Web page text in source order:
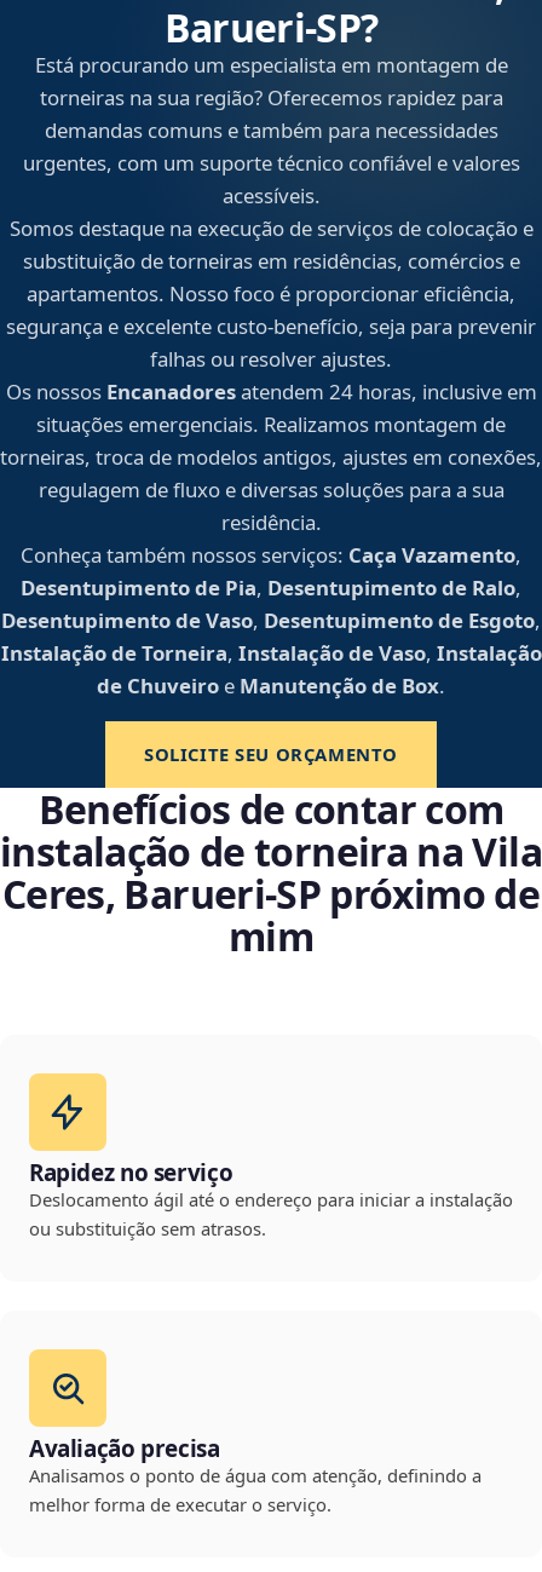
Barueri‑SP?
Está procurando um especialista em montagem de
torneiras na sua região? Oferecemos rapidez para
demandas comuns e também para necessidades
urgentes, com um suporte técnico confiável e valores
acessíveis.
Somos destaque na execução de serviços de colocação e
substituição de torneiras em residências, comércios e
apartamentos. Nosso foco é proporcionar eficiência,
segurança e excelente custo-benefício, seja para prevenir
falhas ou resolver ajustes.
Os nossos Encanadoresatendem 24 horas, inclusive em
situações emergenciais. Realizamos montagem de
torneiras, troca de modelos antigos, ajustes em conexões,
regulagem de fluxo e diversas soluções para a sua
residência.
Conheça também nossos serviços: Caça Vazamento,
Desentupimento de Pia, Desentupimento de Ralo,
Desentupimento de Vaso, Desentupimento de Esgoto,
Instalação de Torneira, Instalação de Vaso, Instalação
de Chuveiro e Manutenção de Box.
SOLICITE SEU ORÇAMENTO
Benefícios de contar com
instalação de torneira na Vila
Ceres, Barueri‑SP próximo de
mim
Rapidez no serviço
Deslocamento ágil até o endereço para iniciar a instalação
ou substituição sem atrasos.
Avaliação precisa
Analisamos o ponto de água com atenção, definindo a
melhor forma de executar o serviço.